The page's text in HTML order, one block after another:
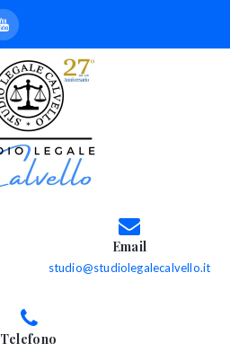
Email
studio@studiolegalecalvello.it
Telefono